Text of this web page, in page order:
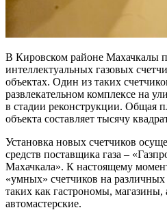
В Кировском районе Махачкалы
интеллектуальных газовых
объектах. Один из таких
развлекательном комплексе на
в стадии реконструкции. Общая
объекта составляет тысячу
Установка новых счетчиков
средств поставщика газа –
Махачкала». К настоящему
«умных» счетчиков на
таких как гастрономы,
автомастерские.